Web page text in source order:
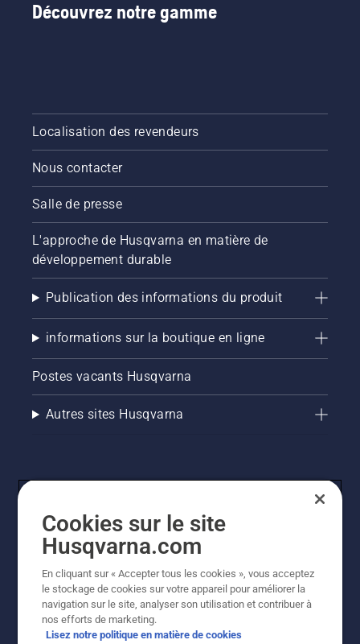
Découvrez notre gamme
Localisation des revendeurs
Nous contacter
Salle de presse
L'approche de Husqvarna en matière de
développement durable
Publication des informations du produit
informations sur la boutique en ligne
Postes vacants Husqvarna
Autres sites Husqvarna
© Husqvarna AB (publ). Tous droits réservés. Les prix
indiqués sont des prix de vente conseillés. Tous les prix
indiqués sont des prix de vente recommandés (TVA
incluse), sauf si le produit est disponible pour un achat
Cookies sur le site
Husqvarna.com
En cliquant sur « Accepter tous les cookies », vous acceptez
le stockage de cookies sur votre appareil pour améliorer la
navigation sur le site, analyser son utilisation et contribuer à
nos efforts de marketing.
Lisez notre politique en matière de cookies